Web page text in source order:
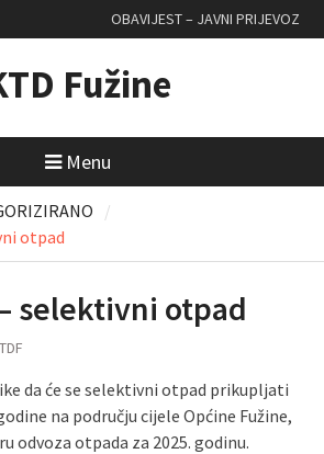
OBAVIJEST – JAVNI PRIJEVOZ
Fužine
Menu
otpad
selektivni otpad
da će se selektivni otpad prikupljati
na području cijele Općine Fužine,
odvoza otpada za 2025. godinu.